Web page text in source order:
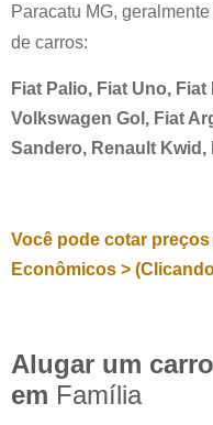
Paracatu MG,
de carros:
Fiat Palio, Fiat Uno,
Volkswagen Gol, Fiat
Sandero, Renault Kwid,
Você pode cotar
Econômicos >
Alugar um
em Família